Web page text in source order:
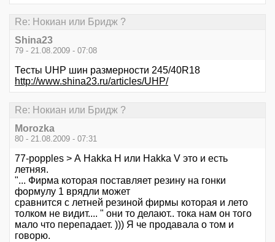
Re: Нокиан или Бридж ?
Shina23
79 - 21.08.2009 - 07:08
Тесты UHP шин размерности 245/40R18
http://www.shina23.ru/articles/UHP/
Re: Нокиан или Бридж ?
Morozka
80 - 21.08.2009 - 07:31
77-popples > А Hakka H или Hakka V это и есть
летняя.
"... Фирма которая поставляет резину на гонки
формулу 1 врядли может
сравнится с летней резиной фирмы которая и лето
толком не видит.... " они то делают.. тока нам он того
мало что перепадает. ))) Я че продавала о том и
говорю.